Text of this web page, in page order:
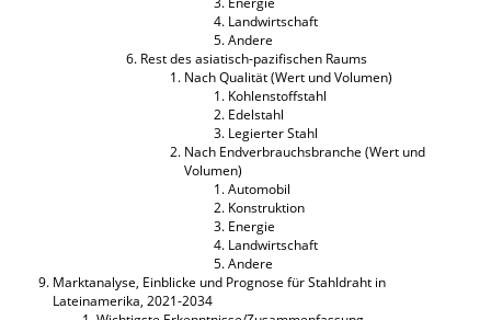
Landwirtschaft
Andere
Rest des asiatisch-pazifischen Raums
Nach Qualität (Wert und Volumen)
Kohlenstoffstahl
Edelstahl
Legierter Stahl
Nach Endverbrauchsbranche (Wert und
Volumen)
Automobil
Konstruktion
Energie
Landwirtschaft
Andere
Marktanalyse, Einblicke und Prognose für Stahldraht in
Lateinamerika, 2021-2034